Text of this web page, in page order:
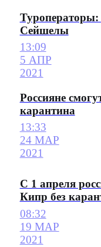
Туроператоры:
Сейшелы
13:09
5 АПР
2021
Россияне
карантина
13:33
24 МАР
2021
С 1 апреля
Кипр без
08:32
19 МАР
2021